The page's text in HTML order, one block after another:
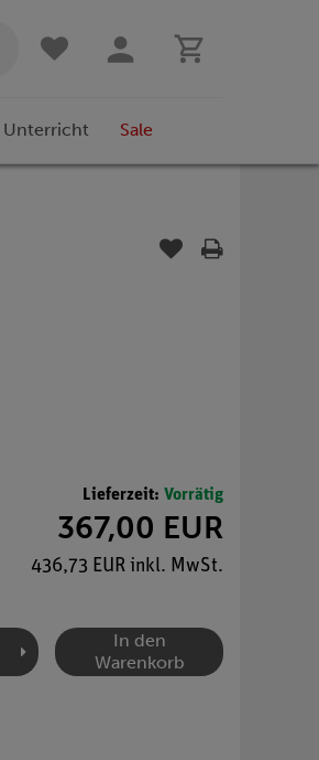
Unterricht Sale
Lieferzeit: Vorrätig
367,00 EUR
436,73 EUR inkl. MwSt.
In den
Warenkorb